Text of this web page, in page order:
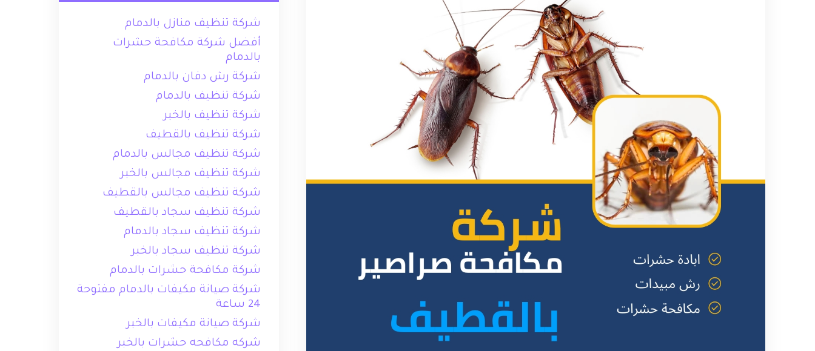
شركة تنظيف منازل بالدمام
أفضل شركة مكافحة حشرات
بالدمام
شركة رش دفان بالدمام
شركة تنظيف بالدمام
شركة تنظيف بالخبر
شركة تنظيف بالقطيف
شركة تنظيف مجالس بالدمام
شركة تنظيف مجالس بالخبر
شركة تنظيف مجالس بالقطيف
شركة تنظيف سجاد بالقطيف
شركة تنظيف سجاد بالدمام
شركة تنظيف سجاد بالخبر
شركة مكافحة حشرات بالدمام
شركة صيانة مكيفات بالدمام مفتوحة
24 ساعة
شركة صيانة مكيفات بالخبر
شركه مكافحه حشرات بالخبر